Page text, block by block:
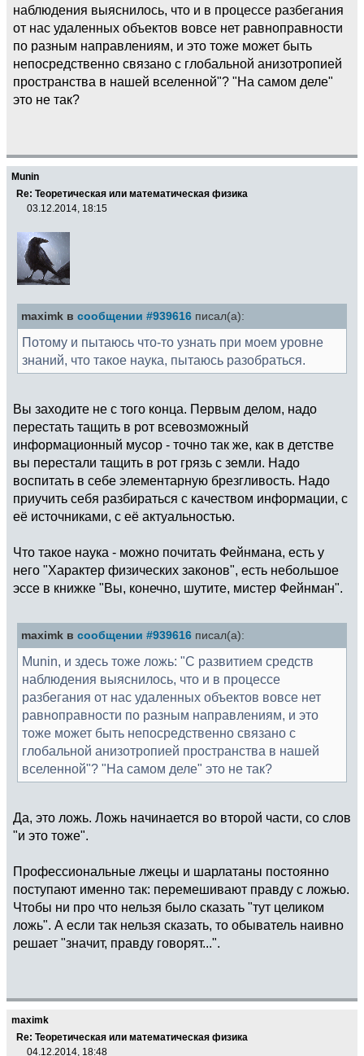
наблюдения выяснилось, что и в процессе разбегания
от нас удаленных объектов вовсе нет равноправности
по разным направлениям, и это тоже может быть
непосредственно связано с глобальной анизотропией
пространства в нашей вселенной"? "На самом деле"
это не так?
Munin
Re: Теоретическая или математическая физика
03.12.2014, 18:15
maximk в сообщении #939616 писал(а):
Потому и пытаюсь что-то узнать при моем уровне
знаний, что такое наука, пытаюсь разобраться.
Вы заходите не с того конца. Первым делом, надо
перестать тащить в рот всевозможный
информационный мусор - точно так же, как в детстве
вы перестали тащить в рот грязь с земли. Надо
воспитать в себе элементарную брезгливость. Надо
приучить себя разбираться с качеством информации, с
её источниками, с её актуальностью.
Что такое наука - можно почитать Фейнмана, есть у
него "Характер физических законов", есть небольшое
эссе в книжке "Вы, конечно, шутите, мистер Фейнман".
maximk в сообщении #939616 писал(а):
Munin, и здесь тоже ложь: "С развитием средств
наблюдения выяснилось, что и в процессе
разбегания от нас удаленных объектов вовсе нет
равноправности по разным направлениям, и это
тоже может быть непосредственно связано с
глобальной анизотропией пространства в нашей
вселенной"? "На самом деле" это не так?
Да, это ложь. Ложь начинается во второй части, со слов
"и это тоже".
Профессиональные лжецы и шарлатаны постоянно
поступают именно так: перемешивают правду с ложью.
Чтобы ни про что нельзя было сказать "тут целиком
ложь". А если так нельзя сказать, то обыватель наивно
решает "значит, правду говорят...".
maximk
Re: Теоретическая или математическая физика
04.12.2014, 18:48